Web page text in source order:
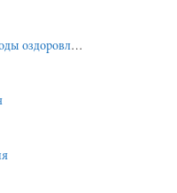
и омоложения